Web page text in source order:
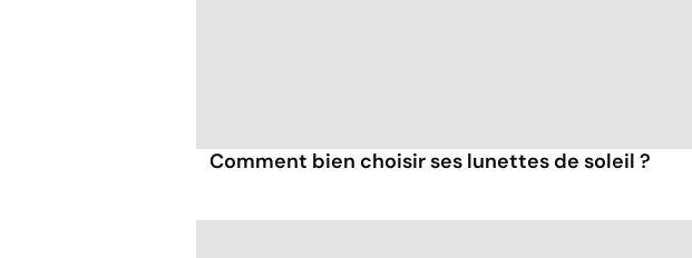
Comment bien choisir ses lunettes de soleil ?